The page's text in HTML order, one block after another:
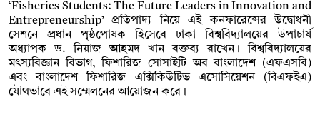
‘Fisheries Students: The Future Leaders in Innovation and
Entrepreneurship’ প্রতিপাদ্য নিয়ে এই কনফারেন্সের উদ্বোধনী
সেশনে প্রধান পৃষ্ঠপোষক হিসেবে ঢাকা বিশ্ববিদ্যালয়ের উপাচার্য
অধ্যাপক ড. নিয়াজ আহমদ খান বক্তব্য রাখেন। বিশ্ববিদ্যালয়ের
মৎস্যবিজ্ঞান বিভাগ, ফিশারিজ সোসাইটি অব বাংলাদেশ (এফএসবি)
এবং বাংলাদেশ ফিশারিজ এক্সিকিউটিভ এসোসিয়েশন (বিএফইএ)
যৌথভাবে এই সম্মেলনের আয়োজন করে।